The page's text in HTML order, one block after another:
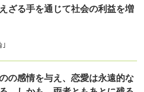
ざる手を通じて社会の利益を増
｣
の感情を与え、恋愛は永遠的な